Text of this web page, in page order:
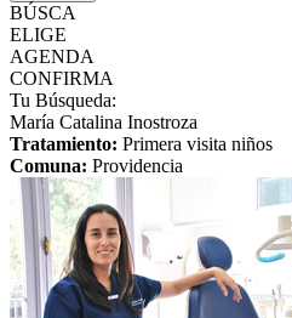
BÚSCA
ELIGE
AGENDA
CONFIRMA
Tu Búsqueda:
María Catalina Inostroza
Tratamiento: Primera visita niños
Comuna: Providencia